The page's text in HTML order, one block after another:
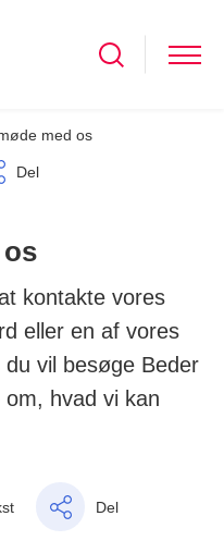
med os
Del
kontakte vores
eller en af vores
vil besøge Beder
hvad vi kan
Del